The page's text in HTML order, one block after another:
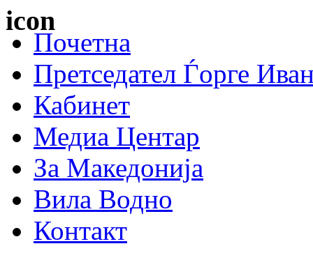
Почетна
Претседател Ѓорге
Кабинет
Медиа Центар
За Македонија
Вила Водно
Контакт